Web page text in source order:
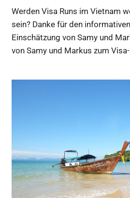
Werden Visa Runs im Vietnam
sein? Danke für den
Einschätzung von Samy und
von Samy und Markus zum